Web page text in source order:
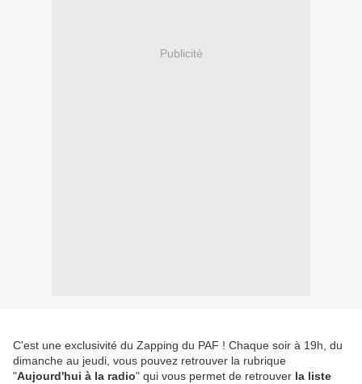
Publicité
C'est une exclusivité du Zapping du PAF ! Chaque soir à 19h, du
dimanche au jeudi, vous pouvez retrouver la rubrique
"Aujourd'hui à la radio" qui vous permet de retrouver la liste